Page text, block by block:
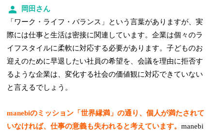
岡田さん
「ワーク・ライフ・バランス」という言葉がありますが、実
際には仕事と生活は密接に関連しています。企業は個々のラ
イフスタイルに柔軟に対応する必要があります。子どものお
迎えのために早退したい社員の希望を、会議を理由に拒否す
るような企業は、変化する社会の価値観に対応できていない
と言えるでしょう。
manebiのミッション「世界縁満」の通り、個人が満たされて
いなければ、仕事の意義も失われると考えています。manebi